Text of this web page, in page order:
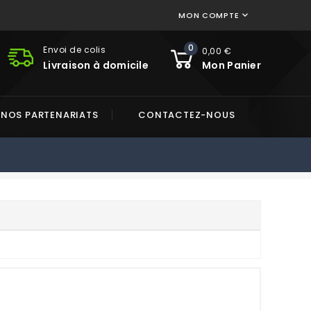
MON COMPTE 
0 0,00 €
Mon Panier
Envoi de colis
Livraison à domicile
NOS PARTENARIATS CONTACTEZ-NOUS